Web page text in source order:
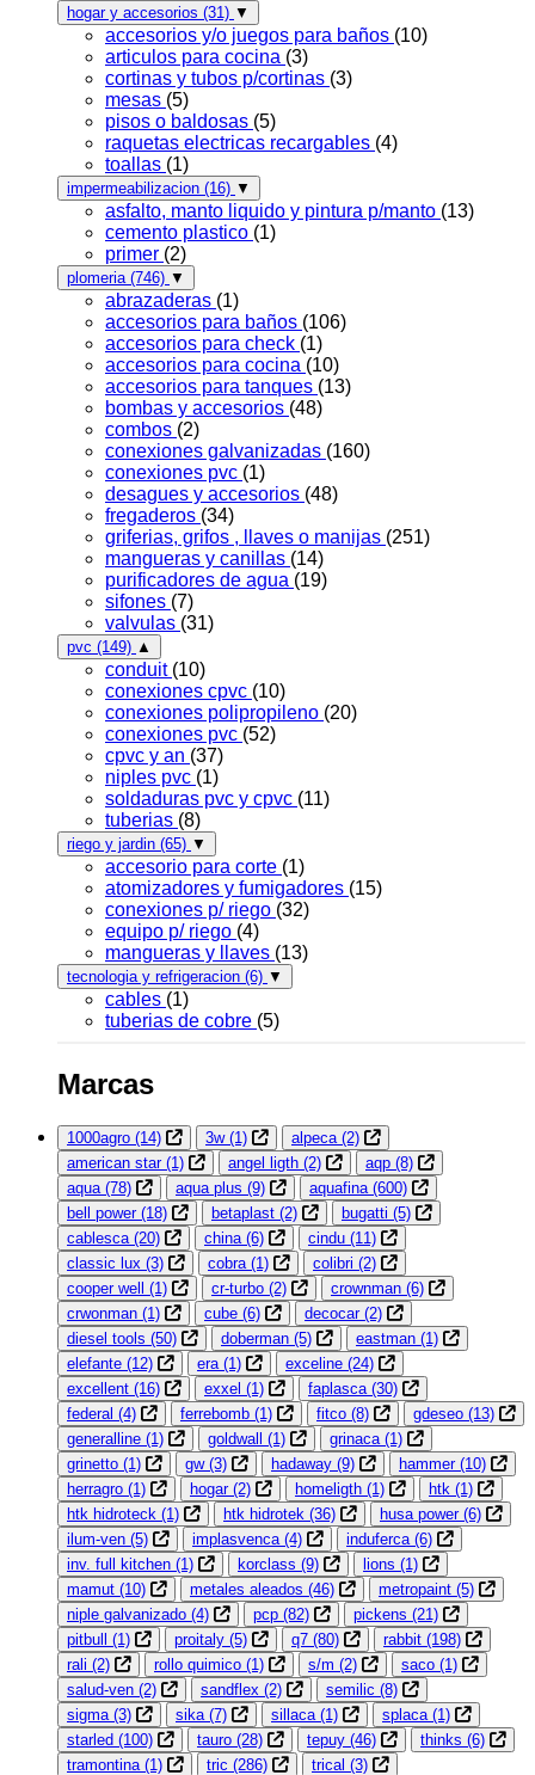
hogar y accesorios (31) ▼
accesorios y/o juegos para baños (10)
articulos para cocina (3)
cortinas y tubos p/cortinas (3)
mesas (5)
pisos o baldosas (5)
raquetas electricas recargables (4)
toallas (1)
impermeabilizacion (16) ▼
asfalto, manto liquido y pintura p/manto (13)
cemento plastico (1)
primer (2)
plomeria (746) ▼
abrazaderas (1)
accesorios para baños (106)
accesorios para check (1)
accesorios para cocina (10)
accesorios para tanques (13)
bombas y accesorios (48)
combos (2)
conexiones galvanizadas (160)
conexiones pvc (1)
desagues y accesorios (48)
fregaderos (34)
griferias, grifos , llaves o manijas (251)
mangueras y canillas (14)
purificadores de agua (19)
sifones (7)
valvulas (31)
pvc (149) ▲
conduit (10)
conexiones cpvc (10)
conexiones polipropileno (20)
conexiones pvc (52)
cpvc y an (37)
niples pvc (1)
soldaduras pvc y cpvc (11)
tuberias (8)
riego y jardin (65) ▼
accesorio para corte (1)
atomizadores y fumigadores (15)
conexiones p/ riego (32)
equipo p/ riego (4)
mangueras y llaves (13)
tecnologia y refrigeracion (6) ▼
cables (1)
tuberias de cobre (5)
Marcas
1000agro (14) 3w (1) alpeca (2)
american star (1) angel ligth (2) aqp (8)
aqua (78) aqua plus (9) aquafina (600)
bell power (18) betaplast (2) bugatti (5)
cablesca (20) china (6) cindu (11)
classic lux (3) cobra (1) colibri (2)
cooper well (1) cr-turbo (2) crownman (6)
crwonman (1) cube (6) decocar (2)
diesel tools (50) doberman (5) eastman (1)
elefante (12) era (1) exceline (24)
excellent (16) exxel (1) faplasca (30)
federal (4) ferrebomb (1) fitco (8) gdeseo (13)
generalline (1) goldwall (1) grinaca (1)
grinetto (1) gw (3) hadaway (9) hammer (10)
herragro (1) hogar (2) homeligth (1) htk (1)
htk hidroteck (1) htk hidrotek (36) husa power (6)
ilum-ven (5) implasvenca (4) induferca (6)
inv. full kitchen (1) korclass (9) lions (1)
mamut (10) metales aleados (46) metropaint (5)
niple galvanizado (4) pcp (82) pickens (21)
pitbull (1) proitaly (5) q7 (80) rabbit (198)
rali (2) rollo quimico (1) s/m (2) saco (1)
salud-ven (2) sandflex (2) semilic (8)
sigma (3) sika (7) sillaca (1) splaca (1)
starled (100) tauro (28) tepuy (46) thinks (6)
tramontina (1) tric (286) trical (3)